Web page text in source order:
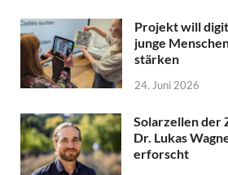
Projekt will
junge
stärken
24. Juni 2026
Solarzellen der
Dr. Lukas
erforscht